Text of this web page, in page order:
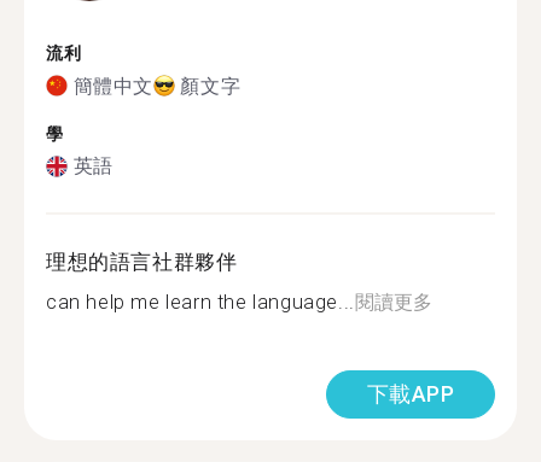
流利
簡體中文 顏文字
學
英語
理想的語言社群夥伴
can help me learn the language...閱讀更多
下載APP